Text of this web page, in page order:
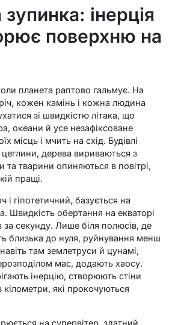
інерція
поверхню на
планета раптово гальмує. На
кожен камінь і кожна людина
зі швидкістю літака, що
океани й усе незафіксоване
місць і мчить на схід. Будівлі
цеглини, дерева вириваються з
та тварини опиняються в повітрі,
пращі.
і гіпотетичний, базується на
Швидкість обертання на екваторі
за секунду. Лише біля полюсів, де
близька до нуля, руйнування менш
там землетруси й цунамі,
мас, додають хаосу.
інерцію, створюють стіни
які прокочуються
на супервітер, здатний